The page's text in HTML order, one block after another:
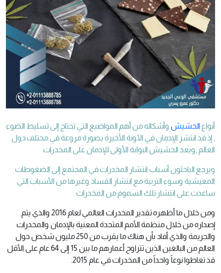
أنواع الحشيش وأشكاله من أهم المواضيع التي تحتاج إلى تسليط الضوء
, إذ قد انتشر الإدمان في الآونة الأخيرة بصورة مروعة في مختلف دول
العالم ,ويعد الحشيش البوابة الأولى للإدمان على المخدرات.
ويرجع الباحثون أسباب انتشار المخدرات في المجتمع إلى الضغوطات
المعيشية وسوء التربية مع انتشار الفساد وغيرها من الأسباب التي
ساعدت على انتشار تلك السموم من المخدرات.
ومن خلال ما أظهره تقدير المخدرات العالمي لعام 2016 والذي يتم
إصداره من خلال منظمة الأمم المتحدة المعنية بالإدمان والمخدرات
والجريمة والذي أفاد بأن هناك ما يقرب من 250 مليون شخص حول
العالم من البالغين الذين تتراوح أعمارهم ما بين 15 إلى 64 عام على الأقل
قد تعاطوا نوعاً واحداً من المخدرات في عام 2015.